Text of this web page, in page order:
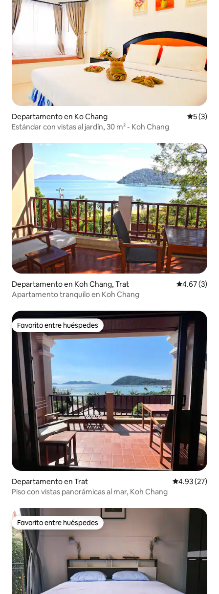
Departamento en Ko Chang
5 (3)
Estándar con vistas al jardín, 30 m² - Koh Chang
Departamento en Koh Chang, Trat Calificación
4.67 (3)
Apartamento tranquilo en Koh Chang
Favorito entre huéspedes
Favorito entre huéspedes
Departamento en Trat Calificación
4.93 (27)
Piso con vistas panorámicas al mar, Koh Chang
Favorito entre huéspedes
Favorito entre huéspedes